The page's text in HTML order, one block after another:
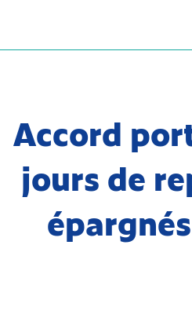
Accord
jours de